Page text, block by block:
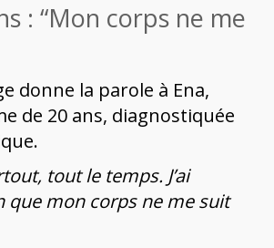
: “Mon corps ne me
donne la parole à Ena,
de 20 ans, diagnostiquée
tout le temps. J’ai
que mon corps ne me suit